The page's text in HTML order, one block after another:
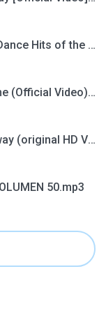
90's MEGA VIDEO MIX # 1 Dance Hits of the 90s Party Classics Mix - Dj StarSunglasses.mp3
NANA - Remember The Time (Official Video) - NANA DARKMAN OFFICIAL (youtube).mp3
C-Block - Time Is Tickin Away (original HD Video) - DUNA BEATS (youtube).mp3
50.mp3